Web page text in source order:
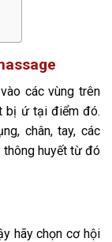
các vùng trên
bị ứ tại điểm đó.
chân, tay, các
huyết từ đó
hãy chọn cơ hội